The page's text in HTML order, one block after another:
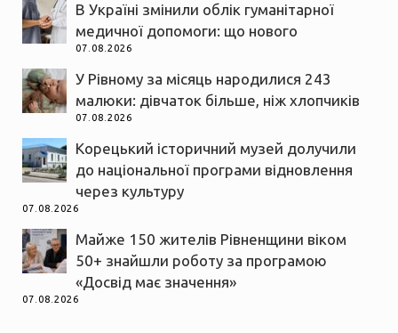
В Україні змінили облік гуманітарної
медичної допомоги: що нового
07.08.2026
У Рівному за місяць народилися 243
малюки: дівчаток більше, ніж хлопчиків
07.08.2026
Корецький історичний музей долучили
до національної програми відновлення
через культуру
07.08.2026
Майже 150 жителів Рівненщини віком
50+ знайшли роботу за програмою
«Досвід має значення»
07.08.2026